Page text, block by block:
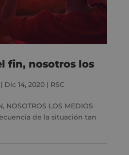
fin, nosotros los
| Dic 14, 2020| RSC
NOSOTROS LOS MEDIOS
de la situación tan